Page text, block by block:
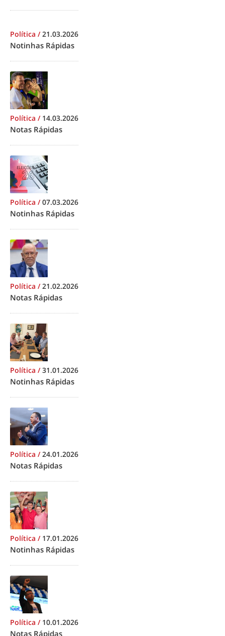
Política /21.03.2026
Notinhas Rápidas
Política / 14.03.2026
Notas Rápidas
Política /07.03.2026
Notinhas Rápidas
Política /21.02.2026
Notas Rápidas
Política /31.01.2026
Notinhas Rápidas
Política /24.01.2026
Notas Rápidas
Política / 17.01.2026
Notinhas Rápidas
Política / 10.01.2026
Notas Rápidas